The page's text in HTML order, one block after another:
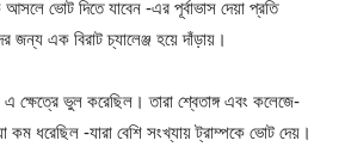
আসলে ভোট দিতে যাবেন -এর পূর্বাভাস দেয়া প্রতি
জন্য এক বিরাট চ্যালেঞ্জ হয়ে দাঁড়ায়।
এ ক্ষেত্রে ভুল করেছিল। তারা শ্বেতাঙ্গ এবং কলেজে-
কম ধরেছিল -যারা বেশি সংখ্যায় ট্রাম্পকে ভোট দেয়।